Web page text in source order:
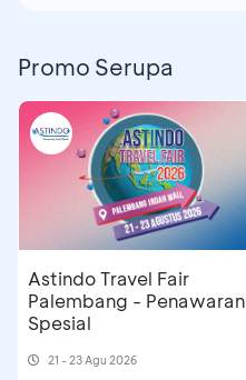
Promo Serupa
Astindo Travel Fair
Palembang - Penawaran
Spesial
21 - 23 Agu 2026